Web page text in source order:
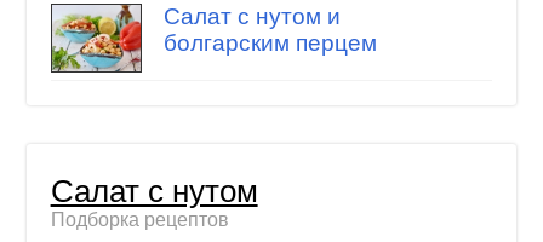
Салат с нутом и
болгарским перцем
Салат с нутом
Подборка рецептов